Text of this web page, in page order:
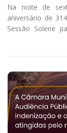
Na noite de
aniversário de
Sessão Solene